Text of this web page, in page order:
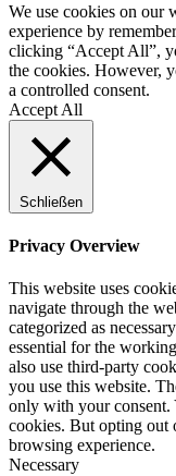
We use cookies on our
experience by
clicking “Accept All”,
the cookies. However,
a controlled consent.
Accept All
Schließen
Privacy Overview
This website uses
navigate through the
categorized as
essential for the
also use third-party
you use this website.
only with your consent.
cookies. But opting out
browsing experience.
Necessary